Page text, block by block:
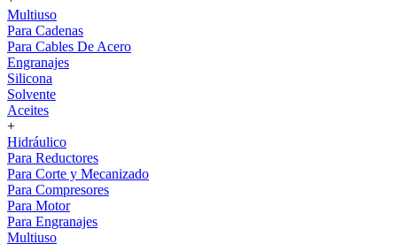
Multiuso
Para Cadenas
Para Cables De Acero
Engranajes
Silicona
Solvente
Aceites
+
Hidráulico
Para Reductores
Para Corte y Mecanizado
Para Compresores
Para Motor
Para Engranajes
Multiuso